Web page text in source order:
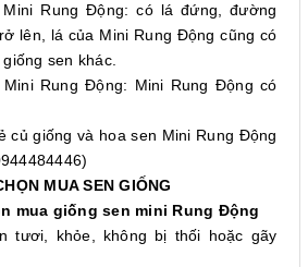
Rung Động: có lá đứng, đường
lên, lá của Mini Rung Động cũng có
sen khác.
Rung Động: Mini Rung Động có
củ giống và hoa sen Mini Rung Động
MUA SEN GIỐNG
mua giống sen mini Rung Động
tươi, khỏe, không bị thối hoặc gãy